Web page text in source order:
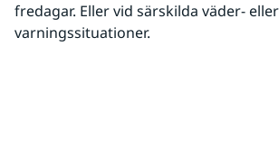
fredagar. Eller vid särskilda väder- eller
varningssituationer.